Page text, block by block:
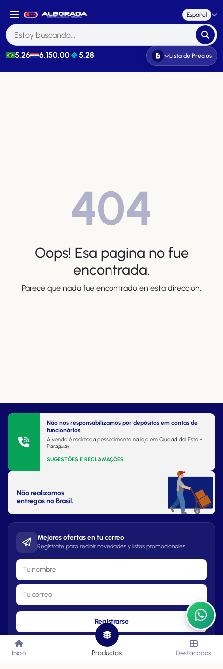
Español
5.26 6,150.00 5.28 Lista de Precios
404
Oops! Esa pagina no fue
encontrada.
Parece que nada fue encontrado en esta direccion.
Não nos responsabilizamos por depósitos em contas de
funcionários.
A venda é realizada pessoalmente na loja em Ciudad del Este -
Paraguay.
SUGESTÕES E RECLAMAÇÕES
Não realizamos
entregas no Brasil.
Mejores ofertas en tu correo
Regístrate para recibir novedades y listas promocionales.
Registrarse
Inicio Productos Destacados